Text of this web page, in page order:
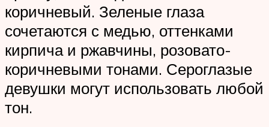
коричневый. Зеленые глаза
сочетаются с медью, оттенками
кирпича и ржавчины, розовато-
коричневыми тонами. Сероглазые
девушки могут использовать любой
тон.